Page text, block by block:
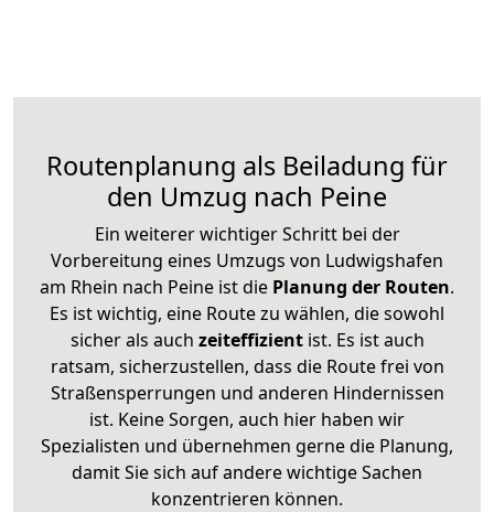
Routenplanung als Beiladung für
den Umzug nach Peine
Ein weiterer wichtiger Schritt bei der
Vorbereitung eines Umzugs von Ludwigshafen
am Rhein nach Peine ist die Planung der Routen.
Es ist wichtig, eine Route zu wählen, die sowohl
sicher als auch zeiteffizientist. Es ist auch
ratsam, sicherzustellen, dass die Route frei von
Straßensperrungen und anderen Hindernissen
ist. Keine Sorgen, auch hier haben wir
Spezialisten und übernehmen gerne die Planung,
damit Sie sich auf andere wichtige Sachen
konzentrieren können.